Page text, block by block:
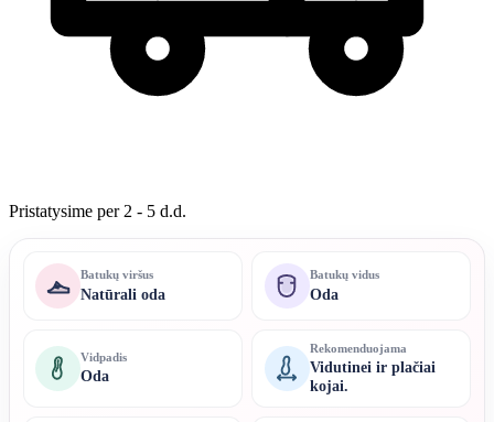
Pristatysime per 2 - 5 d.d.
Batukų viršus
Natūrali oda
Batukų vidus
Oda
Vidpadis
Oda
Rekomenduojama
Vidutinei ir plačiai
kojai.